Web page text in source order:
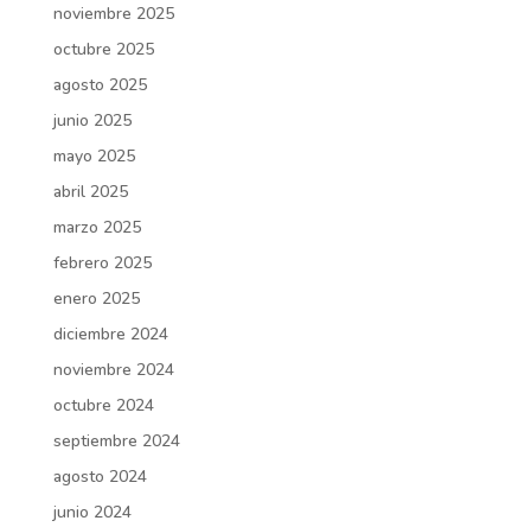
noviembre 2025
octubre 2025
agosto 2025
junio 2025
mayo 2025
abril 2025
marzo 2025
febrero 2025
enero 2025
diciembre 2024
noviembre 2024
octubre 2024
septiembre 2024
agosto 2024
junio 2024